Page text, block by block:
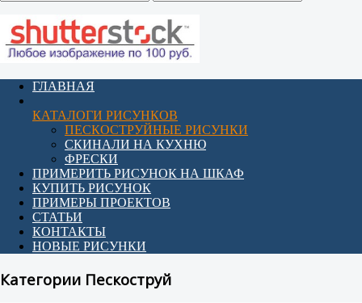
ГЛАВНАЯ
КАТАЛОГИ РИСУНКОВ
ПЕСКОСТРУЙНЫЕ РИСУНКИ
СКИНАЛИ НА КУХНЮ
ФРЕСКИ
ПРИМЕРИТЬ РИСУНОК НА ШКАФ
КУПИТЬ РИСУНОК
ПРИМЕРЫ ПРОЕКТОВ
СТАТЬИ
КОНТАКТЫ
НОВЫЕ РИСУНКИ
Категории Пескоструй